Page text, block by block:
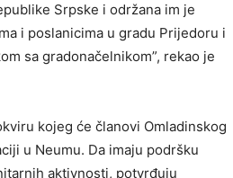
Srpske i održana im je
i poslanicima u gradu Prijedoru i
sa gradonačelnikom”, rekao je
kojeg će članovi Omladinskog
u Neumu. Da imaju podršku
aktivnosti, potvrđuju